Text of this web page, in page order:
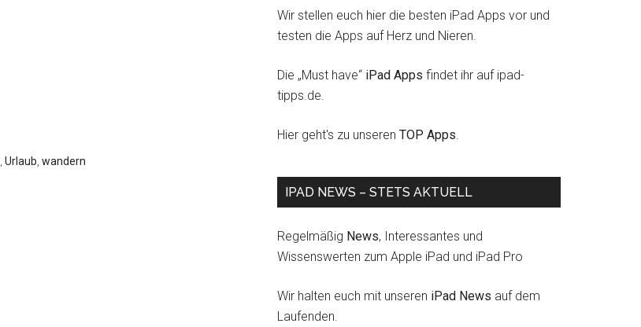
Urlaub wandern
Wir stellen euch hier die besten iPad Apps vor und
testen die Apps auf Herz und Nieren.
Die „Must have“ iPad Apps findet ihr auf ipad-
tipps.de.
Hier geht's zu unseren TOP Apps.
IPAD NEWS – STETS AKTUELL
Regelmäßig News, Interessantes und
Wissenswerten zum Apple iPad und iPad Pro
Wir halten euch mit unseren iPad News auf dem
Laufenden.